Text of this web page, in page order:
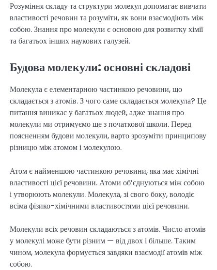
Розуміння складу та структури молекул допомагає вивчати
властивості речовин та розуміти, як вони взаємодіють між
собою. Знання про молекули є основою для розвитку хімії
та багатьох інших наукових галузей.
Будова молекули: основні складові
Молекула є елементарною частинкою речовини, що
складається з атомів. З чого саме складається молекула? Це
питання виникає у багатьох людей, адже знання про
молекули ми отримуємо ще з початкової школи. Перед
поясненням будови молекули, варто зрозуміти принципову
різницю між атомом і молекулою.
Атом є найменшою частинкою речовини, яка має хімічні
властивості цієї речовини. Атоми об’єднуються між собою
і утворюють молекули. Молекула, зі свого боку, володіє
всіма фізико-хімічними властивостями цієї речовини.
Молекули всіх речовин складаються з атомів. Число атомів
у молекулі може бути різним — від двох і більше. Таким
чином, молекула формується завдяки взаємодії атомів між
собою.